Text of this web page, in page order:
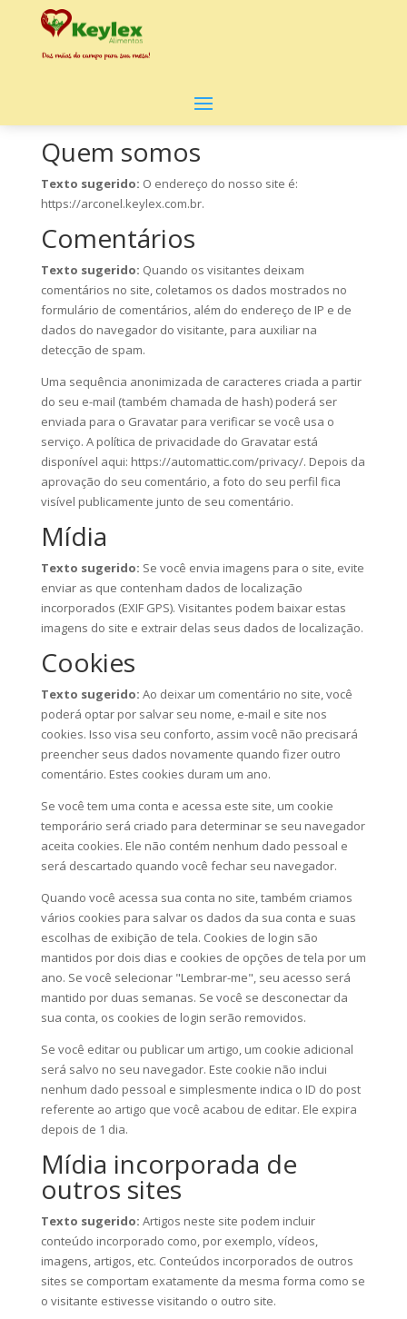
Quem somos
Texto sugerido: O endereço do nosso site é:
https://arconel.keylex.com.br.
Comentários
Texto sugerido: Quando os visitantes deixam
comentários no site, coletamos os dados mostrados no
formulário de comentários, além do endereço de IP e de
dados do navegador do visitante, para auxiliar na
detecção de spam.
Uma sequência anonimizada de caracteres criada a partir
do seu e-mail (também chamada de hash) poderá ser
enviada para o Gravatar para verificar se você usa o
serviço. A política de privacidade do Gravatar está
disponível aqui: https://automattic.com/privacy/. Depois da
aprovação do seu comentário, a foto do seu perfil fica
visível publicamente junto de seu comentário.
Mídia
Texto sugerido: Se você envia imagens para o site, evite
enviar as que contenham dados de localização
incorporados (EXIF GPS). Visitantes podem baixar estas
imagens do site e extrair delas seus dados de localização.
Cookies
Texto sugerido: Ao deixar um comentário no site, você
poderá optar por salvar seu nome, e-mail e site nos
cookies. Isso visa seu conforto, assim você não precisará
preencher seus dados novamente quando fizer outro
comentário. Estes cookies duram um ano.
Se você tem uma conta e acessa este site, um cookie
temporário será criado para determinar se seu navegador
aceita cookies. Ele não contém nenhum dado pessoal e
será descartado quando você fechar seu navegador.
Quando você acessa sua conta no site, também criamos
vários cookies para salvar os dados da sua conta e suas
escolhas de exibição de tela. Cookies de login são
mantidos por dois dias e cookies de opções de tela por um
ano. Se você selecionar "Lembrar-me", seu acesso será
mantido por duas semanas. Se você se desconectar da
sua conta, os cookies de login serão removidos.
Se você editar ou publicar um artigo, um cookie adicional
será salvo no seu navegador. Este cookie não inclui
nenhum dado pessoal e simplesmente indica o ID do post
referente ao artigo que você acabou de editar. Ele expira
depois de 1 dia.
Mídia incorporada de
outros sites
Texto sugerido: Artigos neste site podem incluir
conteúdo incorporado como, por exemplo, vídeos,
imagens, artigos, etc. Conteúdos incorporados de outros
sites se comportam exatamente da mesma forma como se
o visitante estivesse visitando o outro site.